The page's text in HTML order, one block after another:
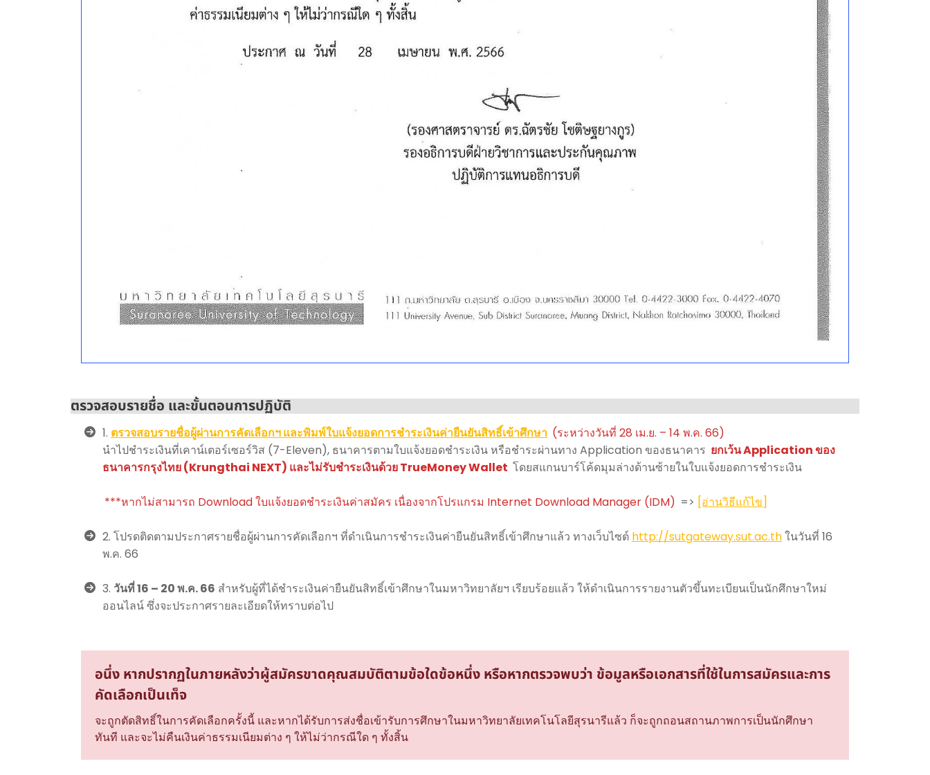
ตรวจสอบรายชื่อ และขั้นตอนการปฏิบัติ
1. ตรวจสอบรายชื่อผู้ผ่านการคัดเลือกฯ และพิมพ์ใบแจ้งยอดการชำระเงินค่ายืนยันสิทธิ์เข้าศึกษา (ระหว่างวันที่ 28 เม.ย. – 14 พ.ค. 66)
นำไปชำระเงินที่เคาน์เตอร์เซอร์วิส (7-Eleven), ธนาคารตามใบแจ้งยอดชำระเงิน หรือชำระผ่านทาง Application ของธนาคาร ยกเว้น Application ของ
ธนาคารกรุงไทย (Krungthai NEXT) และไม่รับชำระเงินด้วย TrueMoney Wallet โดยสแกนบาร์โค้ดมุมล่างด้านซ้ายในใบแจ้งยอดการชำระเงิน
***หากไม่สามารถ Download ใบแจ้งยอดชำระเงินค่าสมัคร เนื่องจากโปรแกรม Internet Download Manager (IDM) => [อ่านวิธีแก้ไข]
2. โปรดติดตามประกาศรายชื่อผู้ผ่านการคัดเลือกฯ ที่ดำเนินการชำระเงินค่ายืนยันสิทธิ์เข้าศึกษาแล้ว ทางเว็บไซต์ http://sutgateway.sut.ac.thในวันที่ 16
พ.ค. 66
3. วันที่ 16 – 20 พ.ค. 66 สำหรับผู้ที่ได้ชำระเงินค่ายืนยันสิทธิ์เข้าศึกษาในมหาวิทยาลัยฯ เรียบร้อยแล้ว ให้ดำเนินการรายงานตัวขึ้นทะเบียนเป็นนักศึกษาใหม่
ออนไลน์ ซึ่งจะประกาศรายละเอียดให้ทราบต่อไป
อนึ่ง หากปรากฏในภายหลังว่าผู้สมัครขาดคุณสมบัติตามข้อใดข้อหนึ่ง หรือหากตรวจพบว่า ข้อมูลหรือเอกสารที่ใช้ในการสมัครและการ
คัดเลือกเป็นเท็จ
จะถูกตัดสิทธิ์ในการคัดเลือกครั้งนี้ และหากได้รับการส่งชื่อเข้ารับการศึกษาในมหาวิทยาลัยเทคโนโลยีสุรนารีแล้ว ก็จะถูกถอนสถานภาพการเป็นนักศึกษา
ทันที และจะไม่คืนเงินค่าธรรมเนียมต่าง ๆ ให้ไม่ว่ากรณีใด ๆ ทั้งสิ้น